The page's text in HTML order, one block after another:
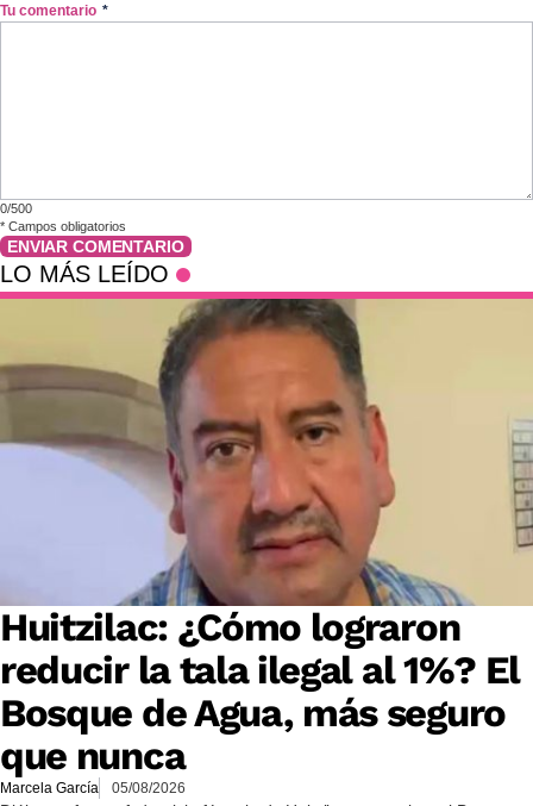
Tu comentario *
0/500
* Campos obligatorios
ENVIAR COMENTARIO
LO MÁS LEÍDO
Huitzilac: ¿Cómo lograron
reducir la tala ilegal al 1%? El
Bosque de Agua, más seguro
que nunca
Marcela García 05/08/2026